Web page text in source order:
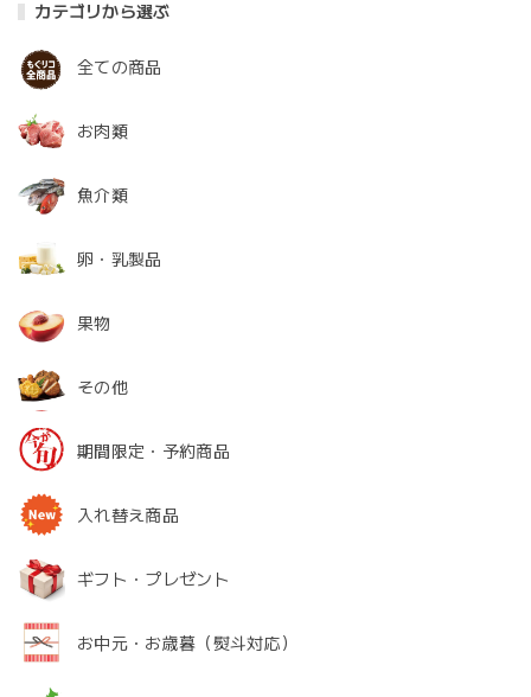
カテゴリから選ぶ
全ての商品
お肉類
魚介類
卵・乳製品
果物
その他
期間限定・予約商品
入れ替え商品
ギフト・プレゼント
お中元・お歳暮（熨斗対応）